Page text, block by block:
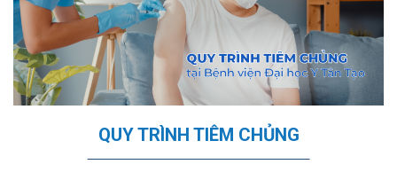
QUY TRÌNH TIÊM CHỦNG